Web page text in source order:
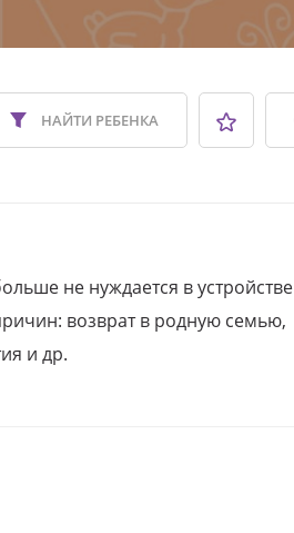
НАЙТИ РЕБЕНКА
не нуждается в устройстве
возврат в родную семью,
и др.